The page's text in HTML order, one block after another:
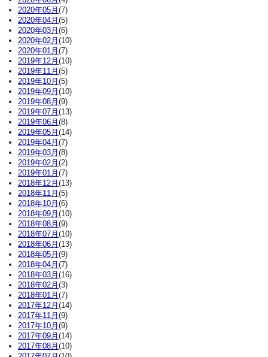
2020年05月(7)
2020年04月(5)
2020年03月(6)
2020年02月(10)
2020年01月(7)
2019年12月(10)
2019年11月(5)
2019年10月(5)
2019年09月(10)
2019年08月(9)
2019年07月(13)
2019年06月(8)
2019年05月(14)
2019年04月(7)
2019年03月(8)
2019年02月(2)
2019年01月(7)
2018年12月(13)
2018年11月(5)
2018年10月(6)
2018年09月(10)
2018年08月(9)
2018年07月(10)
2018年06月(13)
2018年05月(9)
2018年04月(7)
2018年03月(16)
2018年02月(3)
2018年01月(7)
2017年12月(14)
2017年11月(9)
2017年10月(9)
2017年09月(14)
2017年08月(10)